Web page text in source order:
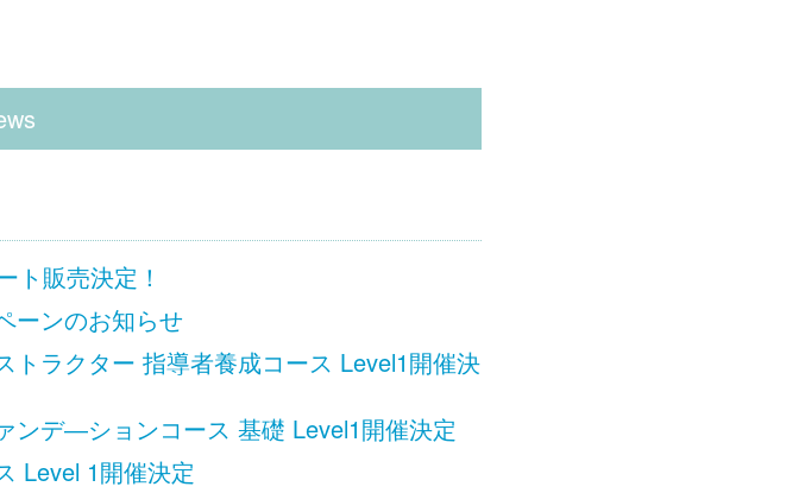
ト販売決定！
ーンのお知らせ
トラクター 指導者養成コース Level1開催決
ンデ―ションコース 基礎 Level1開催決定
Level 1開催決定